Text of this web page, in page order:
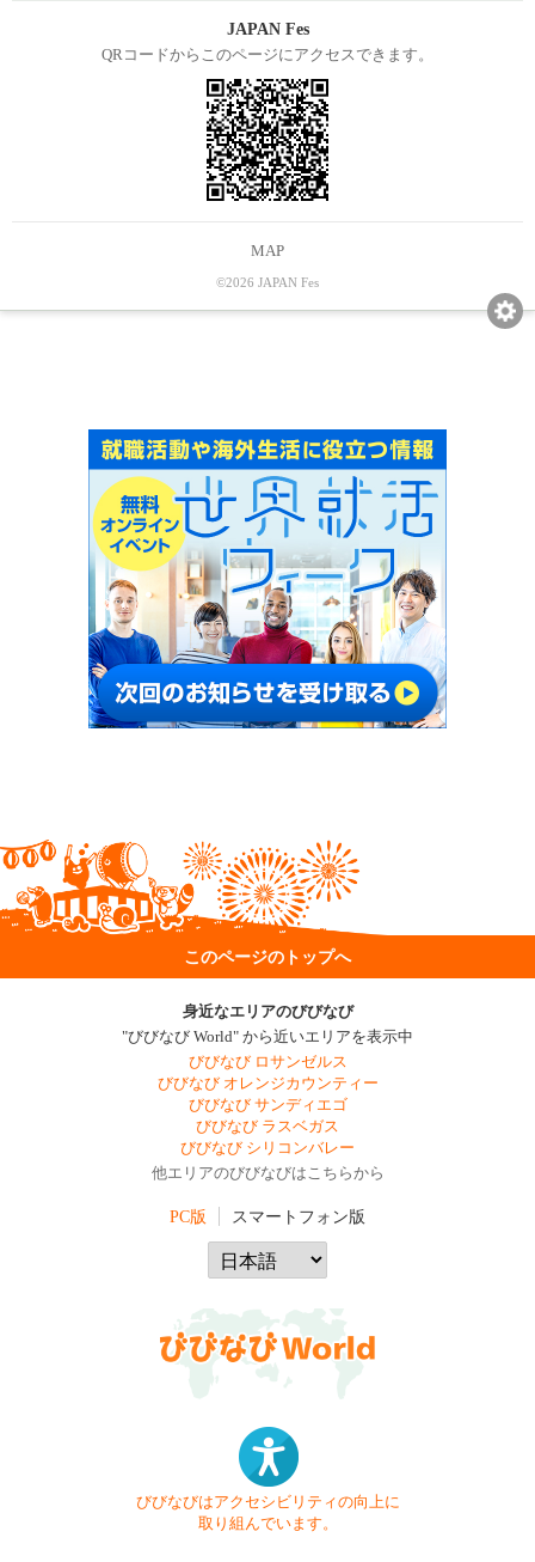
JAPAN Fes
QRコードからこのページにアクセスできます。
MAP
©2026 JAPAN Fes
このページのトップへ
身近なエリアのびびなび
"びびなび World" から近いエリアを表示中
びびなび ロサンゼルス
びびなび オレンジカウンティー
びびなび サンディエゴ
びびなび ラスベガス
びびなび シリコンバレー
他エリアのびびなびはこちらから
PC版 スマートフォン版
びびなびはアクセシビリティの向上に
取り組んでいます。